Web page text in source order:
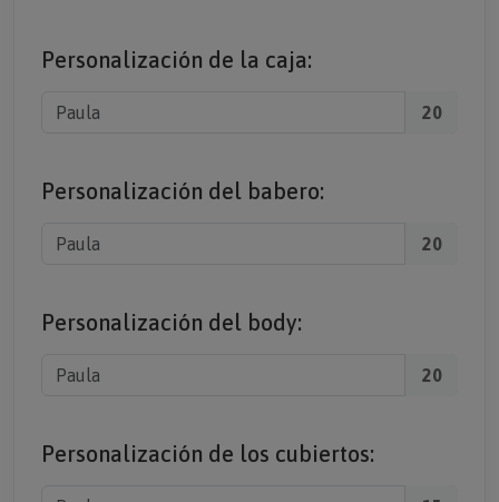
Personalización de la caja:
20
Personalización del babero:
20
Personalización del body:
20
Personalización de los cubiertos: